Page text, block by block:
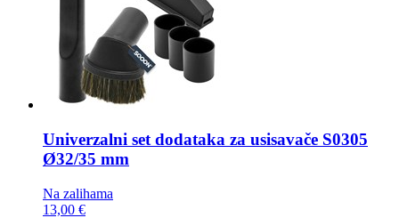
Univerzalni set dodataka za usisavače S0305
Ø32/35 mm
Na zalihama
13,00 €